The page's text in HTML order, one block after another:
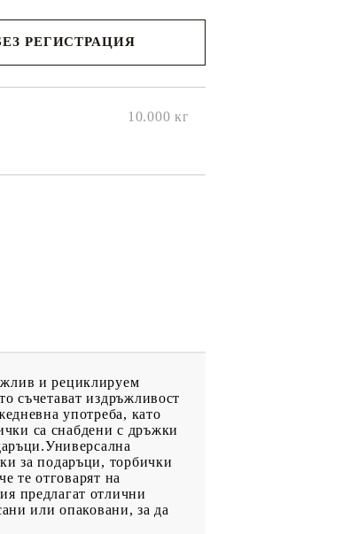
РЕГИСТРАЦИЯ
10.000 кг
и рециклируем
съчетават издръжливост
употреба, като
са снабдени с дръжки
за подаръци, торбички
те отговарят на
предлагат отлични
или опаковани, за да